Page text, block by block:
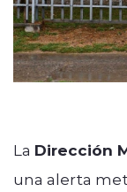
La Dirección
una alerta